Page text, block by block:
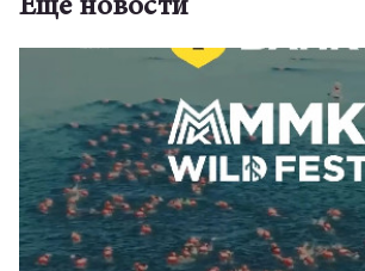
Еще новости